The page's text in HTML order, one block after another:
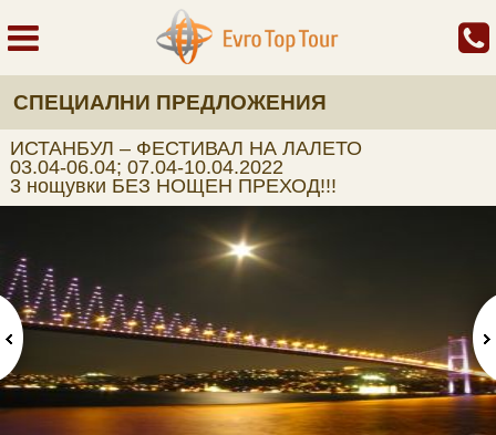
СПЕЦИАЛНИ ПРЕДЛОЖЕНИЯ
ИСТАНБУЛ – ФЕСТИВАЛ НА ЛАЛЕТО
03.04-06.04; 07.04-10.04.2022
3 нощувки БЕЗ НОЩЕН ПРЕХОД!!!